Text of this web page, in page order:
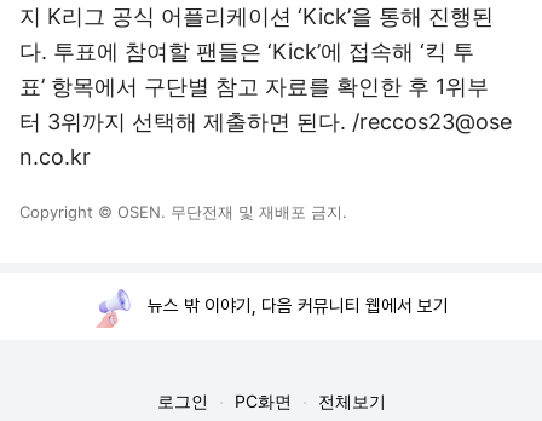
지 K리그 공식 어플리케이션 ‘Kick’을 통해 진행된
다. 투표에 참여할 팬들은 ‘Kick’에 접속해 ‘킥 투
표’ 항목에서 구단별 참고 자료를 확인한 후 1위부
터 3위까지 선택해 제출하면 된다. /reccos23@ose
n.co.kr
Copyright © OSEN. 무단전재 및 재배포 금지.
뉴스 밖 이야기, 다음 커뮤니티 웹에서 보기
로그인 PC화면 전체보기